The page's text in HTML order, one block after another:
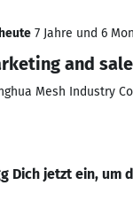
7 Jahre und 6
and
Mesh Industry
Dich jetzt ein, um